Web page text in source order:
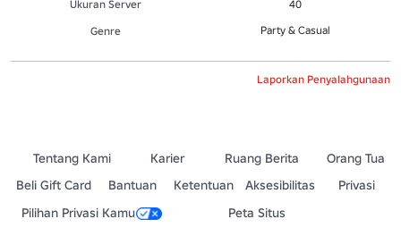
Ukuran Server
40
Genre
Party & Casual
Laporkan Penyalahgunaan
Tentang Kami Karier Ruang Berita
Orang Tua
Beli Gift Card
Bantuan Ketentuan Aksesibilitas
Privasi
Pilihan Privasi Kamu
Peta Situs